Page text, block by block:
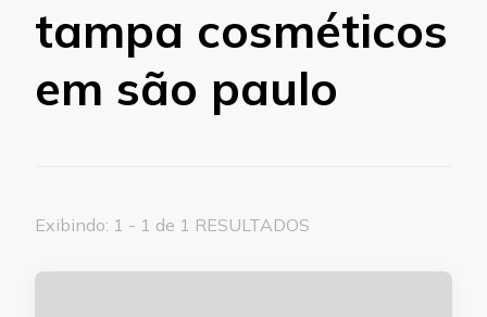
tampa cosméticos
em são paulo
Exibindo: 1 - 1 de 1 RESULTADOS